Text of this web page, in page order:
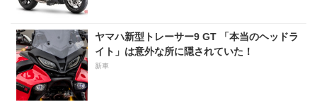
ヤマハ新型トレーサー9 GT 「本当のヘッドラ
イト」は意外な所に隠されていた！
新車